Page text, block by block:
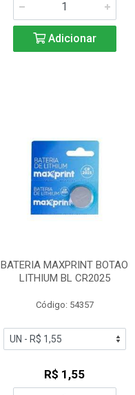
Adicionar
BATERIA MAXPRINT BOTAO
LITHIUM BL CR2025
Código: 54357
R$ 1,55